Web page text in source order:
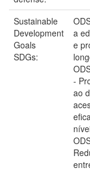
Sustainable
Development
Goals
SDGs:
a
e
-
ao